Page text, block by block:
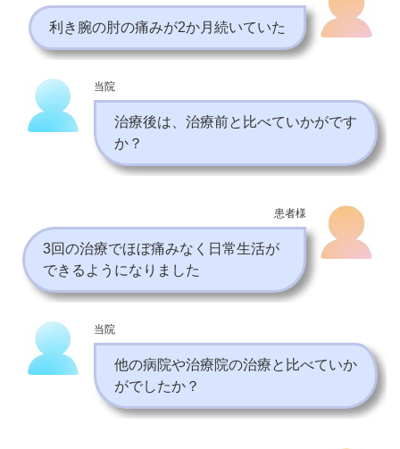
利き腕の肘の痛みが2か月続いていた
当院
治療後は、治療前と比べていかがです
か？
患者様
3回の治療でほぼ痛みなく日常生活が
できるようになりました
当院
他の病院や治療院の治療と比べていか
がでしたか？